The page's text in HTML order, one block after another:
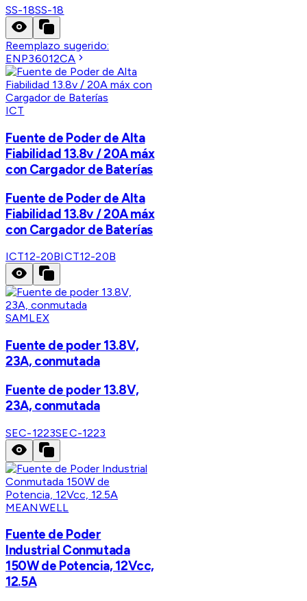
SS-18SS-18
Reemplazo sugerido:
ENP36012CA
ICT
Fuente de Poder de Alta
Fiabilidad 13.8v / 20A máx
con Cargador de Baterías
Fuente de Poder de Alta
Fiabilidad 13.8v / 20A máx
con Cargador de Baterías
ICT12-20BICT12-20B
SAMLEX
Fuente de poder 13.8V,
23A, conmutada
Fuente de poder 13.8V,
23A, conmutada
SEC-1223SEC-1223
MEANWELL
Fuente de Poder
Industrial Conmutada
150W de Potencia, 12Vcc,
12.5A